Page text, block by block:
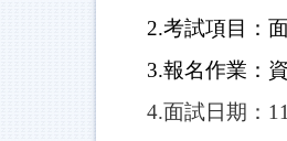
2.考試項目
：
3.報名作業：
4.面試日期：